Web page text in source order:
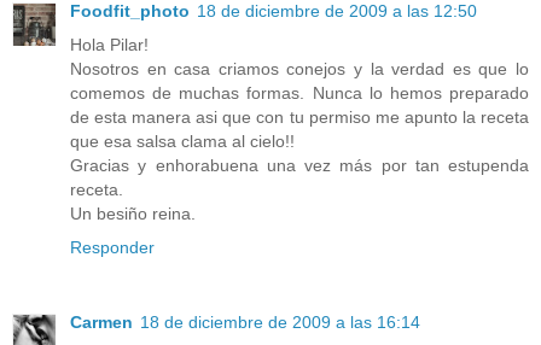
Foodfit_photo 18 de diciembre de 2009 a las 12:50
Hola Pilar!
Nosotros en casa criamos conejos y la verdad es que lo
comemos de muchas formas. Nunca lo hemos preparado
de esta manera asi que con tu permiso me apunto la receta
que esa salsa clama al cielo!!
Gracias y enhorabuena una vez más por tan estupenda
receta.
Un besiño reina.
Responder
Carmen 18 de diciembre de 2009 a las 16:14